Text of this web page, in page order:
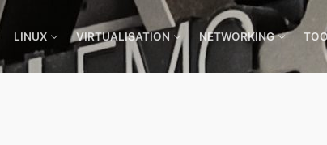
LINUX VIRTUALISATION NETWORKING